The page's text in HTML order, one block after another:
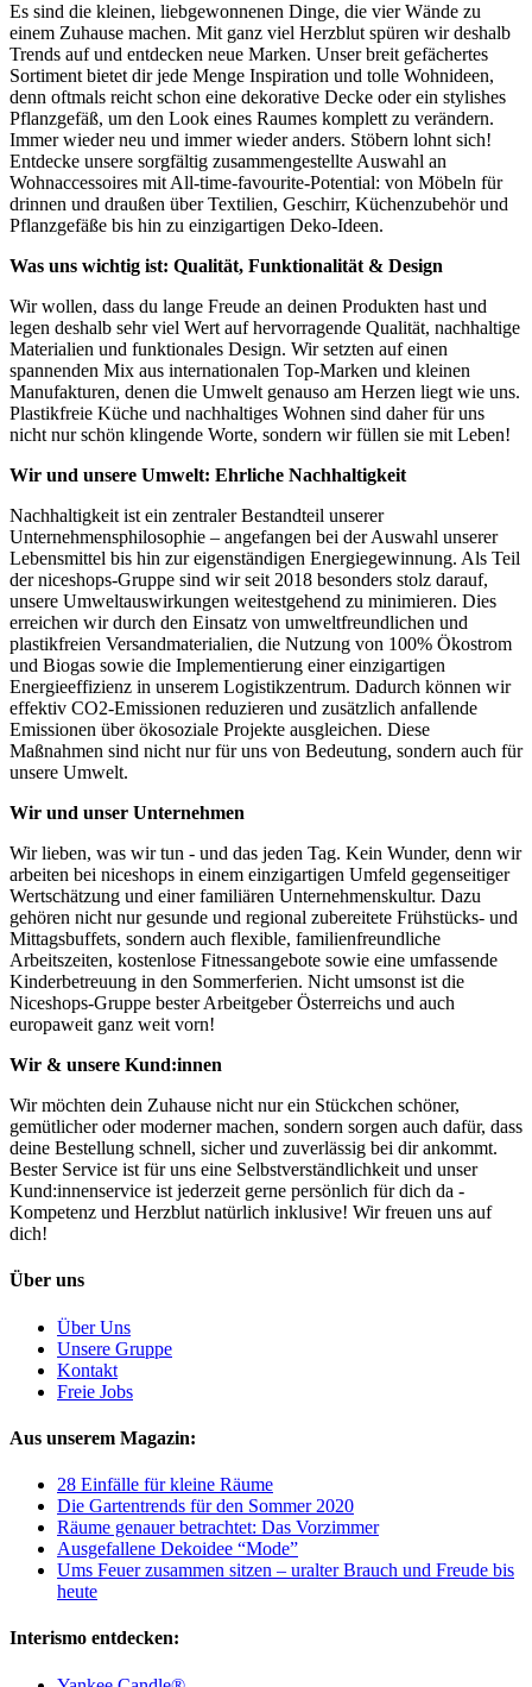
Es sind die kleinen, liebgewonnenen Dinge, die vier Wände zu
einem Zuhause machen. Mit ganz viel Herzblut spüren wir deshalb
Trends auf und entdecken neue Marken. Unser breit gefächertes
Sortiment bietet dir jede Menge Inspiration und tolle Wohnideen,
denn oftmals reicht schon eine dekorative Decke oder ein stylishes
Pflanzgefäß, um den Look eines Raumes komplett zu verändern.
Immer wieder neu und immer wieder anders. Stöbern lohnt sich!
Entdecke unsere sorgfältig zusammengestellte Auswahl an
Wohnaccessoires mit All-time-favourite-Potential: von Möbeln für
drinnen und draußen über Textilien, Geschirr, Küchenzubehör und
Pflanzgefäße bis hin zu einzigartigen Deko-Ideen.
Was uns wichtig ist: Qualität, Funktionalität & Design
Wir wollen, dass du lange Freude an deinen Produkten hast und
legen deshalb sehr viel Wert auf hervorragende Qualität, nachhaltige
Materialien und funktionales Design. Wir setzten auf einen
spannenden Mix aus internationalen Top-Marken und kleinen
Manufakturen, denen die Umwelt genauso am Herzen liegt wie uns.
Plastikfreie Küche und nachhaltiges Wohnen sind daher für uns
nicht nur schön klingende Worte, sondern wir füllen sie mit Leben!
Wir und unsere Umwelt: Ehrliche Nachhaltigkeit
Nachhaltigkeit ist ein zentraler Bestandteil unserer
Unternehmensphilosophie – angefangen bei der Auswahl unserer
Lebensmittel bis hin zur eigenständigen Energiegewinnung. Als Teil
der niceshops-Gruppe sind wir seit 2018 besonders stolz darauf,
unsere Umweltauswirkungen weitestgehend zu minimieren. Dies
erreichen wir durch den Einsatz von umweltfreundlichen und
plastikfreien Versandmaterialien, die Nutzung von 100% Ökostrom
und Biogas sowie die Implementierung einer einzigartigen
Energieeffizienz in unserem Logistikzentrum. Dadurch können wir
effektiv CO2-Emissionen reduzieren und zusätzlich anfallende
Emissionen über ökosoziale Projekte ausgleichen. Diese
Maßnahmen sind nicht nur für uns von Bedeutung, sondern auch für
unsere Umwelt.
Wir und unser Unternehmen
Wir lieben, was wir tun - und das jeden Tag. Kein Wunder, denn wir
arbeiten bei niceshops in einem einzigartigen Umfeld gegenseitiger
Wertschätzung und einer familiären Unternehmenskultur. Dazu
gehören nicht nur gesunde und regional zubereitete Frühstücks- und
Mittagsbuffets, sondern auch flexible, familienfreundliche
Arbeitszeiten, kostenlose Fitnessangebote sowie eine umfassende
Kinderbetreuung in den Sommerferien. Nicht umsonst ist die
Niceshops-Gruppe bester Arbeitgeber Österreichs und auch
europaweit ganz weit vorn!
Wir & unsere Kund:innen
Wir möchten dein Zuhause nicht nur ein Stückchen schöner,
gemütlicher oder moderner machen, sondern sorgen auch dafür, dass
deine Bestellung schnell, sicher und zuverlässig bei dir ankommt.
Bester Service ist für uns eine Selbstverständlichkeit und unser
Kund:innenservice ist jederzeit gerne persönlich für dich da -
Kompetenz und Herzblut natürlich inklusive! Wir freuen uns auf
dich!
Über uns
Über Uns
Unsere Gruppe
Kontakt
Freie Jobs
Aus unserem Magazin:
28 Einfälle für kleine Räume
Die Gartentrends für den Sommer 2020
Räume genauer betrachtet: Das Vorzimmer
Ausgefallene Dekoidee “Mode”
Ums Feuer zusammen sitzen – uralter Brauch und Freude bis
heute
Interismo entdecken: